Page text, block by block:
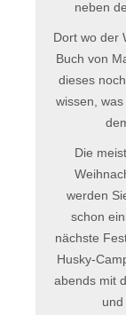
neben
Dort wo der
Buch von
dieses
wissen,
Die
werden
schon
nächste
Husky-
abends mit